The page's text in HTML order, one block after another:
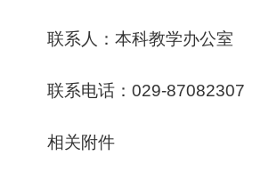
联系人：本科教学办公室
联系电话： 029-87082307
相关附件